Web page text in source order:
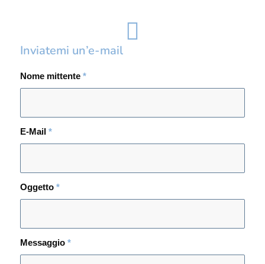
Inviatemi un’e-mail
Nome mittente *
E-Mail *
Oggetto *
Messaggio *